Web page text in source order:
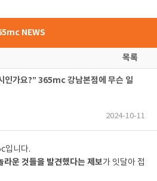
NEWS
목록
인가요?” 365mc 강남본점에 무슨 일
2024-10-11
입니다.
라운 것들을 발견했다는 제보가 잇달아 접